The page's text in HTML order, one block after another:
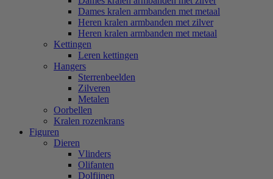
Dames kralen armbanden met metaal
Heren kralen armbanden met zilver
Heren kralen armbanden met metaal
Kettingen
Leren kettingen
Hangers
Sterrenbeelden
Zilveren
Metalen
Oorbellen
Kralen rozenkrans
Figuren
Dieren
Vlinders
Olifanten
Dolfijnen